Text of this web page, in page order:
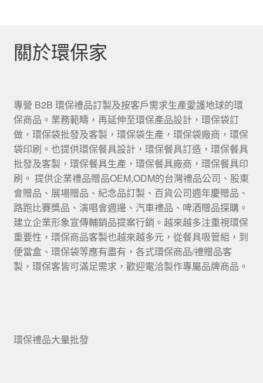
關於環保家
專營 B2B 環保禮品訂製及按客戶需求生產愛護地球的環
保商品。業務範疇，再延伸至環保產品設計，環保袋訂
做，環保袋批發及客製，環保袋生產，環保袋廠商，環保
袋印刷。也提供環保餐具設計，環保餐具訂造，環保餐具
批發及客製，環保餐具生產，環保餐具廠商，環保餐具印
刷。 提供企業禮品贈品OEM,ODM的台灣禮品公司、股東
會贈品、展場贈品、紀念品訂製、百貨公司週年慶贈品、
路跑比賽獎品、演唱會週邊、汽車禮品、啤酒贈品探購。
建立企業形象宣傳輔銷品提案行銷。越來越多注重視環保
重要性，環保商品客製也越來越多元，從餐具吸管組，到
便當盒、環保袋等應有盡有，各式環保商品/禮贈品客
製，環保客皆可滿足需求，歡迎電洽製作專屬品牌商品。
環保禮品大量批發